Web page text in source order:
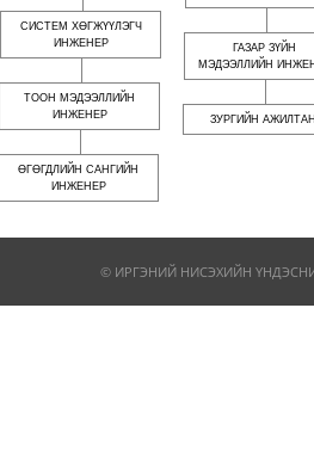
СИСТЕМ ХӨГЖҮҮЛЭГЧ
ИНЖЕНЕР
ТООН МЭДЭЭЛЛИЙН
ИНЖЕНЕР
ӨГӨГДЛИЙН САНГИЙН
ИНЖЕНЕР
ГАЗАР ЗҮЙН
МЭДЭЭЛЛИЙН
ЗУРГИЙН АЖИЛТАН
© ИРГЭНИЙ НИСЭХИЙН